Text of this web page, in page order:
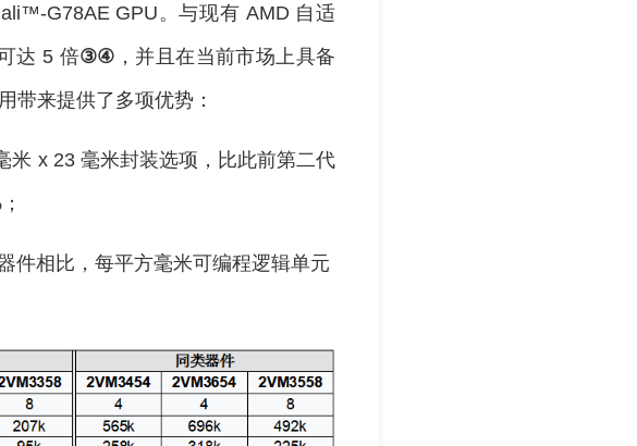
G78AE GPU。与现有 AMD 自适
达 5 倍③④ ，并且在当前市场上具备
带来提供了多项优势：
米 x 23 毫米封装选项，比此前第二代
件相比，每平方毫米可编程逻辑单元